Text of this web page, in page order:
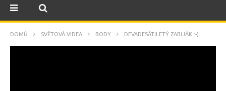
DOMŮ SVĚTOVÁ VIDEA BODY DEVADESÁTILETÝ ZABIJÁK :-)